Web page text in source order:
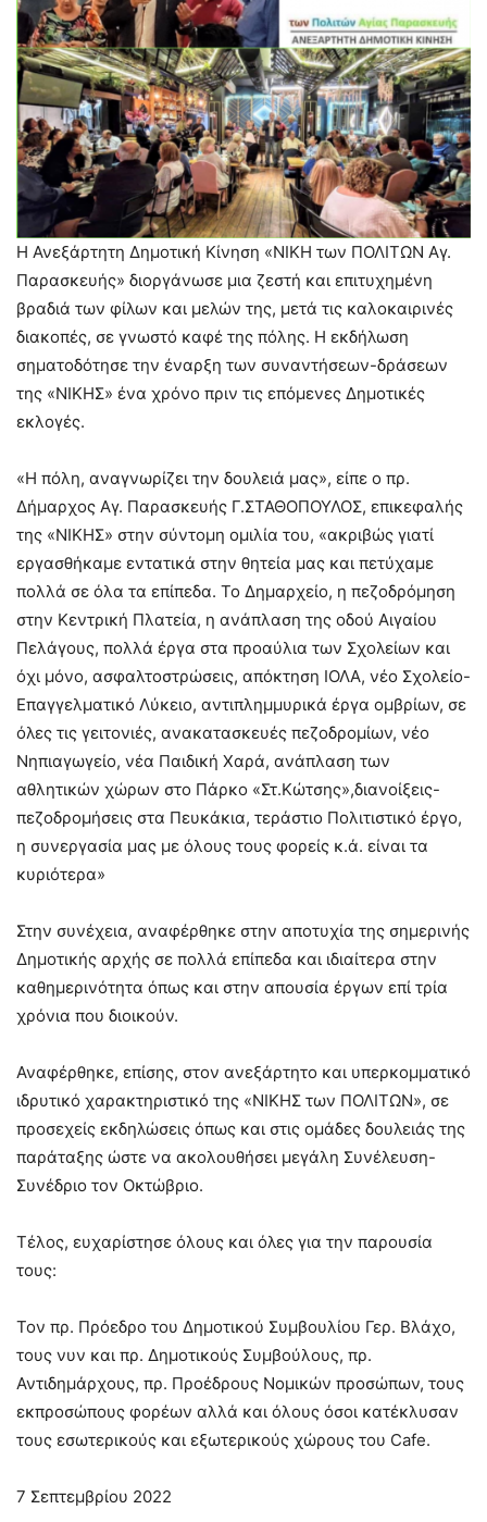
Η Ανεξάρτητη Δημοτική Κίνηση «ΝΙΚΗ των ΠΟΛΙΤΩΝ Αγ.
Παρασκευής» διοργάνωσε μια ζεστή και επιτυχημένη
βραδιά των φίλων και μελών της, μετά τις καλοκαιρινές
διακοπές, σε γνωστό καφέ της πόλης. Η εκδήλωση
σηματοδότησε την έναρξη των συναντήσεων-δράσεων
της «ΝΙΚΗΣ» ένα χρόνο πριν τις επόμενες Δημοτικές
εκλογές.
«Η πόλη, αναγνωρίζει την δουλειά μας», είπε ο πρ.
Δήμαρχος Αγ. Παρασκευής Γ.ΣΤΑΘΟΠΟΥΛΟΣ, επικεφαλής
της «ΝΙΚΗΣ» στην σύντομη ομιλία του, «ακριβώς γιατί
εργασθήκαμε εντατικά στην θητεία μας και πετύχαμε
πολλά σε όλα τα επίπεδα. Το Δημαρχείο, η πεζοδρόμηση
στην Κεντρική Πλατεία, η ανάπλαση της οδού Αιγαίου
Πελάγους, πολλά έργα στα προαύλια των Σχολείων και
όχι μόνο, ασφαλτοστρώσεις, απόκτηση ΙΟΛΑ, νέο Σχολείο-
Επαγγελματικό Λύκειο, αντιπλημμυρικά έργα ομβρίων, σε
όλες τις γειτονιές, ανακατασκευές πεζοδρομίων, νέο
Νηπιαγωγείο, νέα Παιδική Χαρά, ανάπλαση των
αθλητικών χώρων στο Πάρκο «Στ.Κώτσης»,διανοίξεις-
πεζοδρομήσεις στα Πευκάκια, τεράστιο Πολιτιστικό έργο,
η συνεργασία μας με όλους τους φορείς κ.ά. είναι τα
κυριότερα»
Στην συνέχεια, αναφέρθηκε στην αποτυχία της σημερινής
Δημοτικής αρχής σε πολλά επίπεδα και ιδιαίτερα στην
καθημερινότητα όπως και στην απουσία έργων επί τρία
χρόνια που διοικούν.
Αναφέρθηκε, επίσης, στον ανεξάρτητο και υπερκομματικό
ιδρυτικό χαρακτηριστικό της «ΝΙΚΗΣ των ΠΟΛΙΤΩΝ», σε
προσεχείς εκδηλώσεις όπως και στις ομάδες δουλειάς της
παράταξης ώστε να ακολουθήσει μεγάλη Συνέλευση-
Συνέδριο τον Οκτώβριο.
Τέλος, ευχαρίστησε όλους και όλες για την παρουσία
τους:
Τον πρ. Πρόεδρο του Δημοτικού Συμβουλίου Γερ. Βλάχο,
τους νυν και πρ. Δημοτικούς Συμβούλους, πρ.
Αντιδημάρχους, πρ. Προέδρους Νομικών προσώπων, τους
εκπροσώπους φορέων αλλά και όλους όσοι κατέκλυσαν
τους εσωτερικούς και εξωτερικούς χώρους του Cafe.
7 Σεπτεμβρίου 2022